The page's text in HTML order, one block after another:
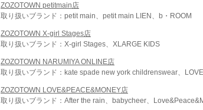
ZOZOTOWN petitmain店
取り扱いブランド：petit main、petit main LIEN、b・ROOM
ZOZOTOWN X-girl Stages店
取り扱いブランド：X-girl Stages、XLARGE KIDS
ZOZOTOWN NARUMIYA ONLINE店
取り扱いブランド：kate spade new york childrenswear、
ZOZOTOWN LOVE&PEACE&MONEY店
取り扱いブランド：After the rain、babycheer、